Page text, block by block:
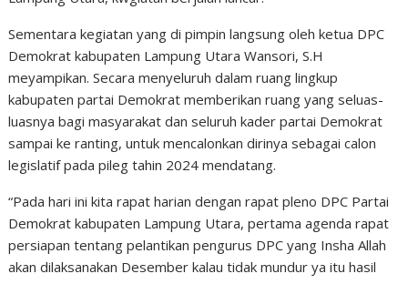
Sementara kegiatan yang di pimpin langsung oleh ketua DPC
Demokrat kabupaten Lampung Utara Wansori, S.H
meyampikan. Secara menyeluruh dalam ruang lingkup
kabupaten partai Demokrat memberikan ruang yang seluas-
luasnya bagi masyarakat dan seluruh kader partai Demokrat
sampai ke ranting, untuk mencalonkan dirinya sebagai calon
legislatif pada pileg tahin 2024 mendatang.
“Pada hari ini kita rapat harian dengan rapat pleno DPC Partai
Demokrat kabupaten Lampung Utara, pertama agenda rapat
persiapan tentang pelantikan pengurus DPC yang Insha Allah
akan dilaksanakan Desember kalau tidak mundur ya itu hasil